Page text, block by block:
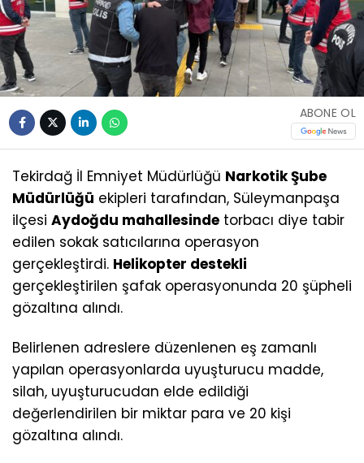
ABONE OL
Tekirdağ İl Emniyet Müdürlüğü Narkotik Şube
Müdürlüğü ekipleri tarafından, Süleymanpaşa
ilçesi Aydoğdu mahallesinde torbacı diye tabir
edilen sokak satıcılarına operasyon
gerçekleştirdi. Helikopter destekli
gerçekleştirilen şafak operasyonunda 20 şüpheli
gözaltına alındı.
Belirlenen adreslere düzenlenen eş zamanlı
yapılan operasyonlarda uyuşturucu madde,
silah, uyuşturucudan elde edildiği
değerlendirilen bir miktar para ve 20 kişi
gözaltına alındı.